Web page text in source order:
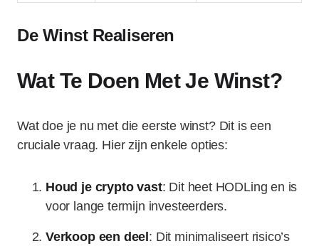
De Winst Realiseren
Wat Te Doen Met Je Winst?
Wat doe je nu met die eerste winst? Dit is een
cruciale vraag. Hier zijn enkele opties:
Houd je crypto vast: Dit heet HODLing en is
voor lange termijn investeerders.
Verkoop een deel : Dit minimaliseert risico’s